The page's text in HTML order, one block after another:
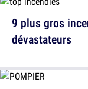
9 plus gros
dévastateurs